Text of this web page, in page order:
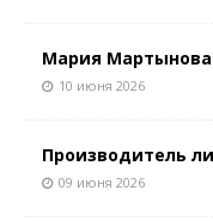
Мария Мартынова
10 июня 2026
Производитель
09 июня 2026